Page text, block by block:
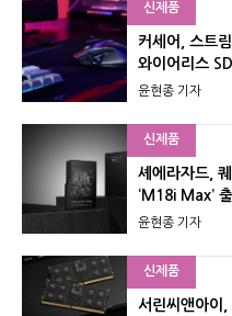
신제품
커세어, 스트
와이어리스
윤현종 기자
신제품
셰에라자드,
‘M18i Max’ 출
윤현종 기자
신제품
서린씨앤아이